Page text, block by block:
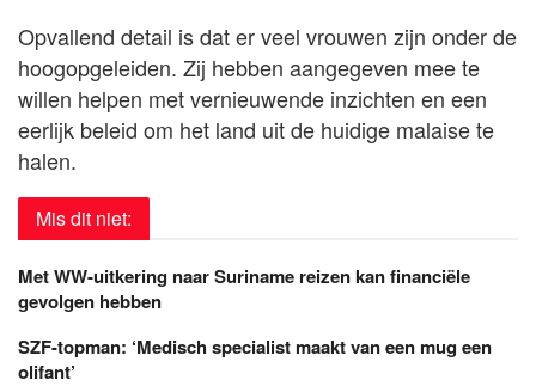
Opvallend detail is dat er veel vrouwen zijn onder de
hoogopgeleiden. Zij hebben aangegeven mee te
willen helpen met vernieuwende inzichten en een
eerlijk beleid om het land uit de huidige malaise te
halen.
Mis dit niet:
Met WW-uitkering naar Suriname reizen kan financiële
gevolgen hebben
SZF-topman: ‘Medisch specialist maakt van een mug een
olifant’